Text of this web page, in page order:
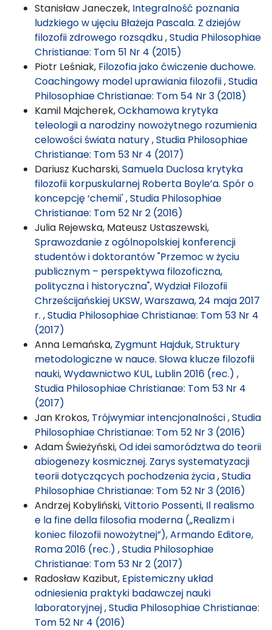
Stanisław Janeczek, Integralność poznania
ludzkiego w ujęciu Błażeja Pascala. Z dziejów
filozofii zdrowego rozsądku,Studia Philosophiae
Christianae: Tom 51 Nr 4 (2015)
Piotr Leśniak, Filozofia jako ćwiczenie duchowe.
Coachingowy model uprawiania filozofii,Studia
Philosophiae Christianae: Tom 54 Nr 3 (2018)
Kamil Majcherek,Ockhamowa krytyka
teleologii a narodziny nowożytnego rozumienia
celowości świata natury,Studia Philosophiae
Christianae: Tom 53 Nr 4 (2017)
Dariusz Kucharski,Samuela Duclosa krytyka
filozofii korpuskularnej Roberta Boyle’a. Spór o
koncepcję ‘chemii',Studia Philosophiae
Christianae: Tom 52 Nr 2 (2016)
Julia Rejewska, Mateusz Ustaszewski,
Sprawozdanie z ogólnopolskiej konferencji
studentów i doktorantów "Przemoc w życiu
publicznym – perspektywa filozoficzna,
polityczna i historyczna", Wydział Filozofii
Chrześcijańskiej UKSW, Warszawa, 24 maja 2017
r. ,Studia Philosophiae Christianae: Tom 53 Nr 4
(2017)
Anna Lemańska, Zygmunt Hajduk, Struktury
metodologiczne w nauce. Słowa klucze filozofii
nauki, Wydawnictwo KUL, Lublin 2016 (rec.) ,
Studia Philosophiae Christianae: Tom 53 Nr 4
(2017)
Jan Krokos, Trójwymiar intencjonalności,Studia
Philosophiae Christianae: Tom 52 Nr 3 (2016)
Adam Świeżyński,Od idei samorództwa do teorii
abiogenezy kosmicznej. Zarys systematyzacji
teorii dotyczących pochodzenia życia,Studia
Philosophiae Christianae: Tom 52 Nr 3 (2016)
Andrzej Kobyliński,Vittorio Possenti, Il realismo
e la fine della filosofia moderna („Realizm i
koniec filozofii nowożytnej”), Armando Editore,
Roma 2016 (rec.) ,Studia Philosophiae
Christianae: Tom 53 Nr 2 (2017)
Radosław Kazibut, Epistemiczny układ
odniesienia praktyki badawczej nauki
laboratoryjnej,Studia Philosophiae Christianae:
Tom 52 Nr 4 (2016)